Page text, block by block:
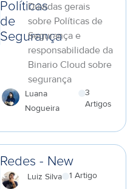
Políticas
de
Segurança
Dúvidas gerais
sobre Políticas de
Segurança e
responsabilidade da
Binario Cloud sobre
segurança
Luana
Nogueira
3
Artigos
Redes - New
Luiz Silva 1 Artigo